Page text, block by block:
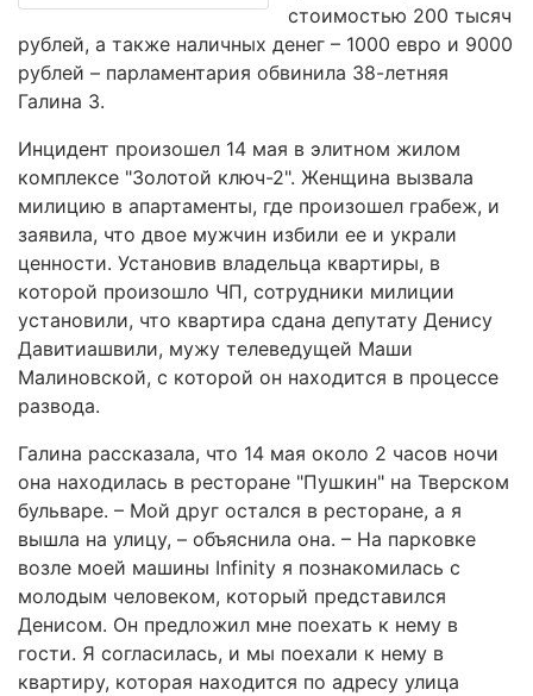
стоимостью 200 тысяч
рублей, а также наличных денег – 1000 евро и 9000
рублей – парламентария обвинила 38-летняя
Галина З.
Инцидент произошел 14 мая в элитном жилом
комплексе "Золотой ключ-2". Женщина вызвала
милицию в апартаменты, где произошел грабеж, и
заявила, что двое мужчин избили ее и украли
ценности. Установив владельца квартиры, в
которой произошло ЧП, сотрудники милиции
установили, что квартира сдана депутату Денису
Давитиашвили, мужу телеведущей Маши
Малиновской, с которой он находится в процессе
развода.
Галина рассказала, что 14 мая около 2 часов ночи
она находилась в ресторане "Пушкин" на Тверском
бульваре. – Мой друг остался в ресторане, а я
вышла на улицу, – объяснила она. – На парковке
возле моей машины Infinity я познакомилась с
молодым человеком, который представился
Денисом. Он предложил мне поехать к нему в
гости. Я согласилась, и мы поехали к нему в
квартиру, которая находится по адресу улица